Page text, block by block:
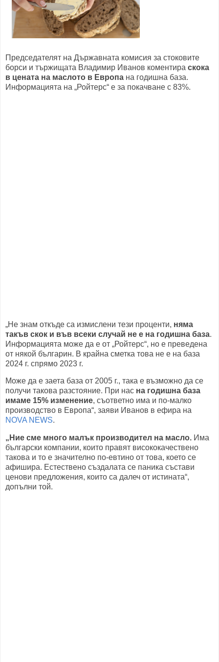
Председателят на Държавната комисия за стоковите
борси и тържищата Владимир Иванов коментира скока
в цената на маслото в Европа на годишна база.
Информацията на „Ройтерс“ е за покачване с 83%.
„Не знам откъде са измислени тези проценти, няма
такъв скок и във всеки случай не е на годишна база.
Информацията може да е от „Ройтерс“, но е преведена
от някой българин. В крайна сметка това не е на база
2024 г. спрямо 2023 г.
Може да е заета база от 2005 г., така е възможно да се
получи такова разстояние. При нас на годишна база
имаме 15% изменение, съответно има и по-малко
производство в Европа“, заяви Иванов в ефира на
NOVA NEWS.
„Ние сме много малък производител на масло. Има
български компании, които правят висококачествено
такова и то е значително по-евтино от това, което се
афишира. Естествено създалата се паника състави
ценови предложения, които са далеч от истината“,
допълни той.